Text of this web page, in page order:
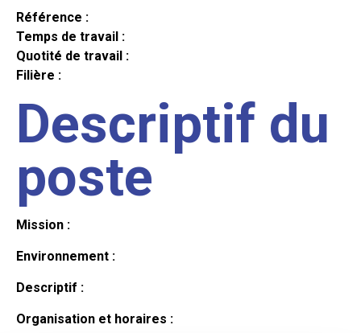
Référence :
Temps de travail :
Quotité de travail :
Filière :
Descriptif du
poste
Mission :
Environnement :
Descriptif :
Organisation et horaires :